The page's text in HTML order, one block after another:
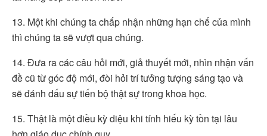
13. Một khi chúng ta chấp nhận những hạn chế của mình
thì chúng ta sẽ vượt qua chúng.
14. Đưa ra các câu hỏi mới, giả thuyết mới, nhìn nhận vấn
đề cũ từ góc độ mới, đòi hỏi trí tưởng tượng sáng tạo và
sẽ đánh dấu sự tiến bộ thật sự trong khoa học.
15. Thật là một điều kỳ diệu khi tính hiếu kỳ tồn tại lâu